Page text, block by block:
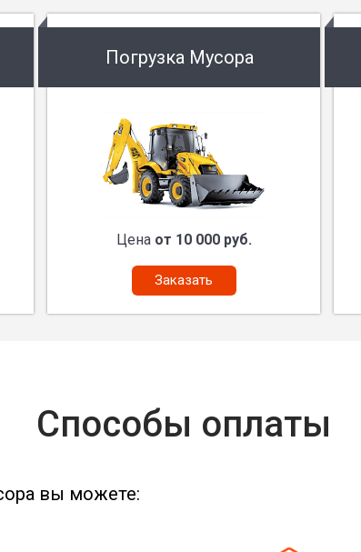
Погрузка Мусора
Цена от 10 000 руб.
Заказать
Способы оплаты
вы можете: